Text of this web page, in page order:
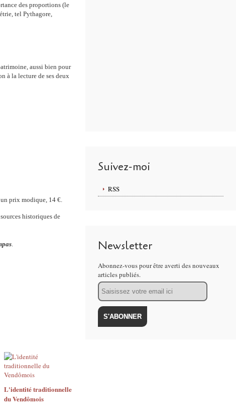
des proportions (le
tel Pythagore,
aussi bien pour
à la lecture de ses deux
prix modique, 14 €.
historiques de
L'identité traditionnelle
du Vendômois
Suivez-moi
RSS
Newsletter
Abonnez-vous pour être averti des nouveaux
articles publiés.
Email